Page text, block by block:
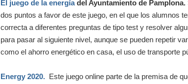
El juego de la energíadel Ayuntamiento de Pamplona.
dos puntos a favor de este juego, en el que los alumnos
correcta a diferentes preguntas de tipo test y resolver
para pasar al siguiente nivel, aunque se pueden repetir
como el ahorro energético en casa, el uso de transporte
Energy 2020. Este juego online parte de la premisa de